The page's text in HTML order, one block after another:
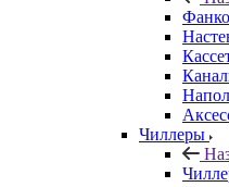
Чиллеры